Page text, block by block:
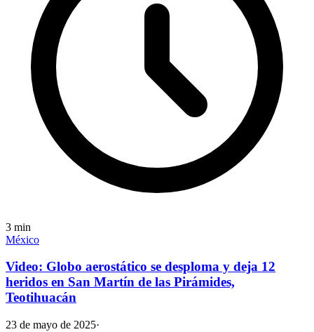
3 min
México
Video: Globo aerostático se desploma y deja 12
heridos en San Martín de las Pirámides,
Teotihuacán
23 de mayo de 2025·